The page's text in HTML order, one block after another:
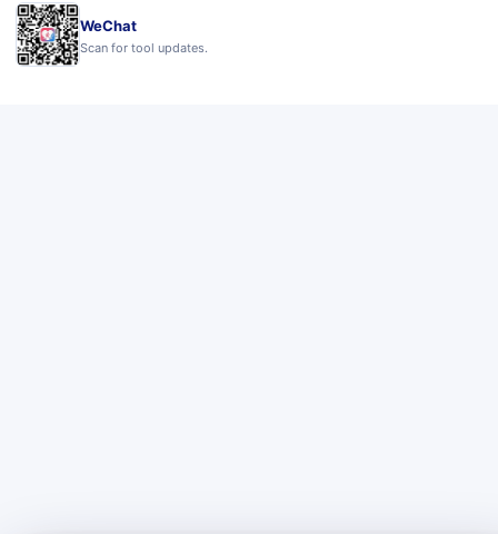
WeChat
Scan for tool updates.